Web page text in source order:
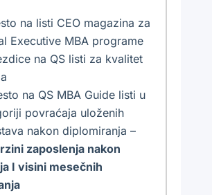
na listi CEO magazina za
Executive MBA programe
na QS listi za kvalitet
na QS MBA Guide listi u
povraćaja uloženih
nakon diplomiranja –
zaposlenja nakon
I visini mesečnih